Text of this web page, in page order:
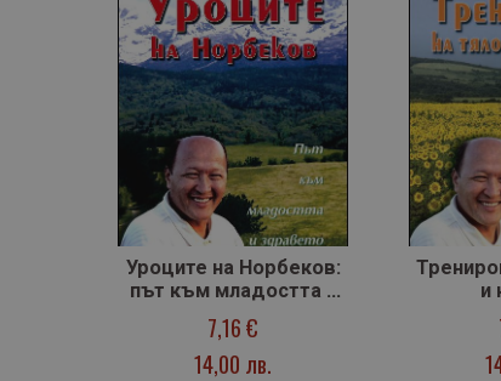
Уроците на Норбеков:
път към младостта и
здравето
7,16 €
14,00 лв.
и